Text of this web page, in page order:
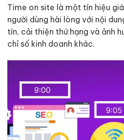
Time on site là một tín hiệu
người dùng hài lòng với nội
tín, cải thiện thứ hạng và ảnh
chỉ số kinh doanh khác.